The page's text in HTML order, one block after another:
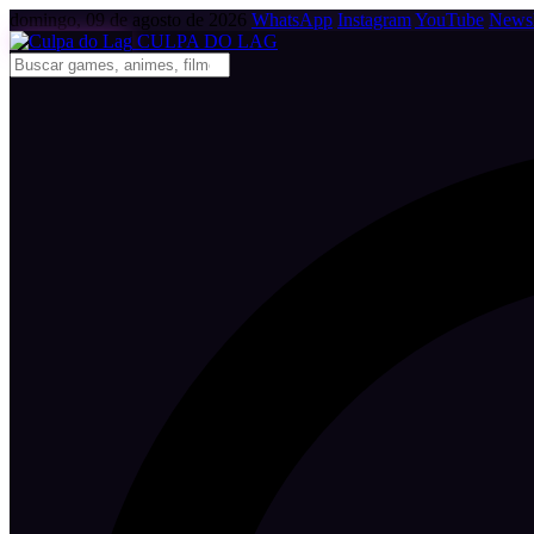
domingo, 09 de agosto de 2026 WhatsApp InstagramYouTube
CULPA DO LAG